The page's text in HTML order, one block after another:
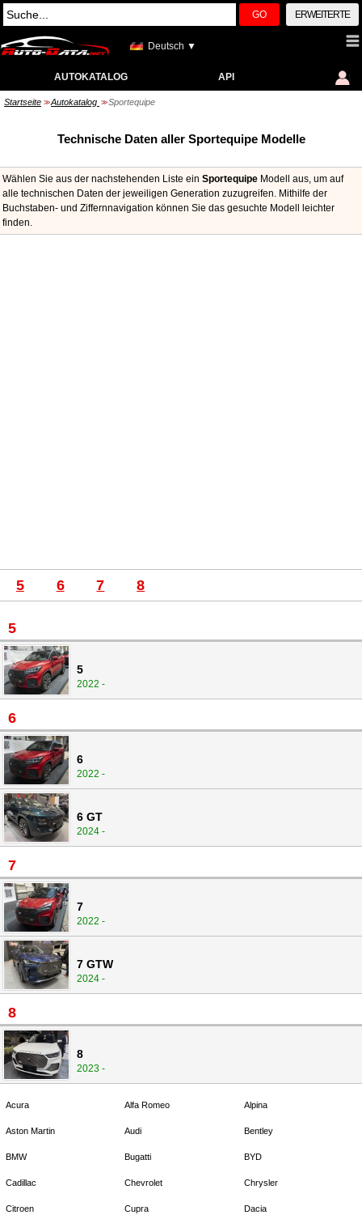
GO ERWEITERTE
Deutsch ▼
AUTOKATALOG API
Startseite >> Autokatalog >> Sportequipe
Technische Daten aller Sportequipe Modelle
Wählen Sie aus der nachstehenden Liste ein Sportequipe Modell aus, um auf
alle technischen Daten der jeweiligen Generation zuzugreifen. Mithilfe der
Buchstaben- und Ziffernnavigation können Sie das gesuchte Modell leichter
finden.
5 6 7 8
5
5
2022 -
6
6
2022 -
6 GT
2024 -
7
7
2022 -
7 GTW
2024 -
8
8
2023 -
Acura Alfa Romeo Alpina
Aston Martin Audi Bentley
BMW Bugatti BYD
Cadillac Chevrolet Chrysler
Citroen Cupra Dacia